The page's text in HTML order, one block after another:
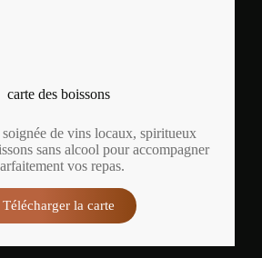
carte des boissons
de vins locaux, spiritueux
sans alcool pour accompagner
vos repas.
Télécharger la carte